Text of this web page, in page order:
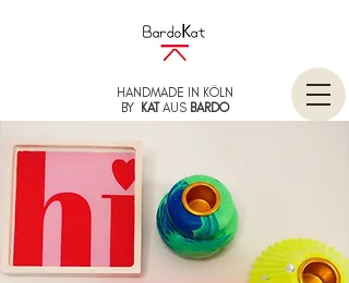
HANDMADE IN KÖLN
BY KATAUS BARDO